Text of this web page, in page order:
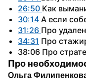
26:50 Как
30:14 А если
31:26 Про
34:31 Про
38:06 Про
Про
Ольга